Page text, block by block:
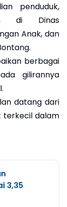
penduduk,
di Dinas
Anak, dan
berbagai
gilirannya
datang dari
terkecil dalam
3,35